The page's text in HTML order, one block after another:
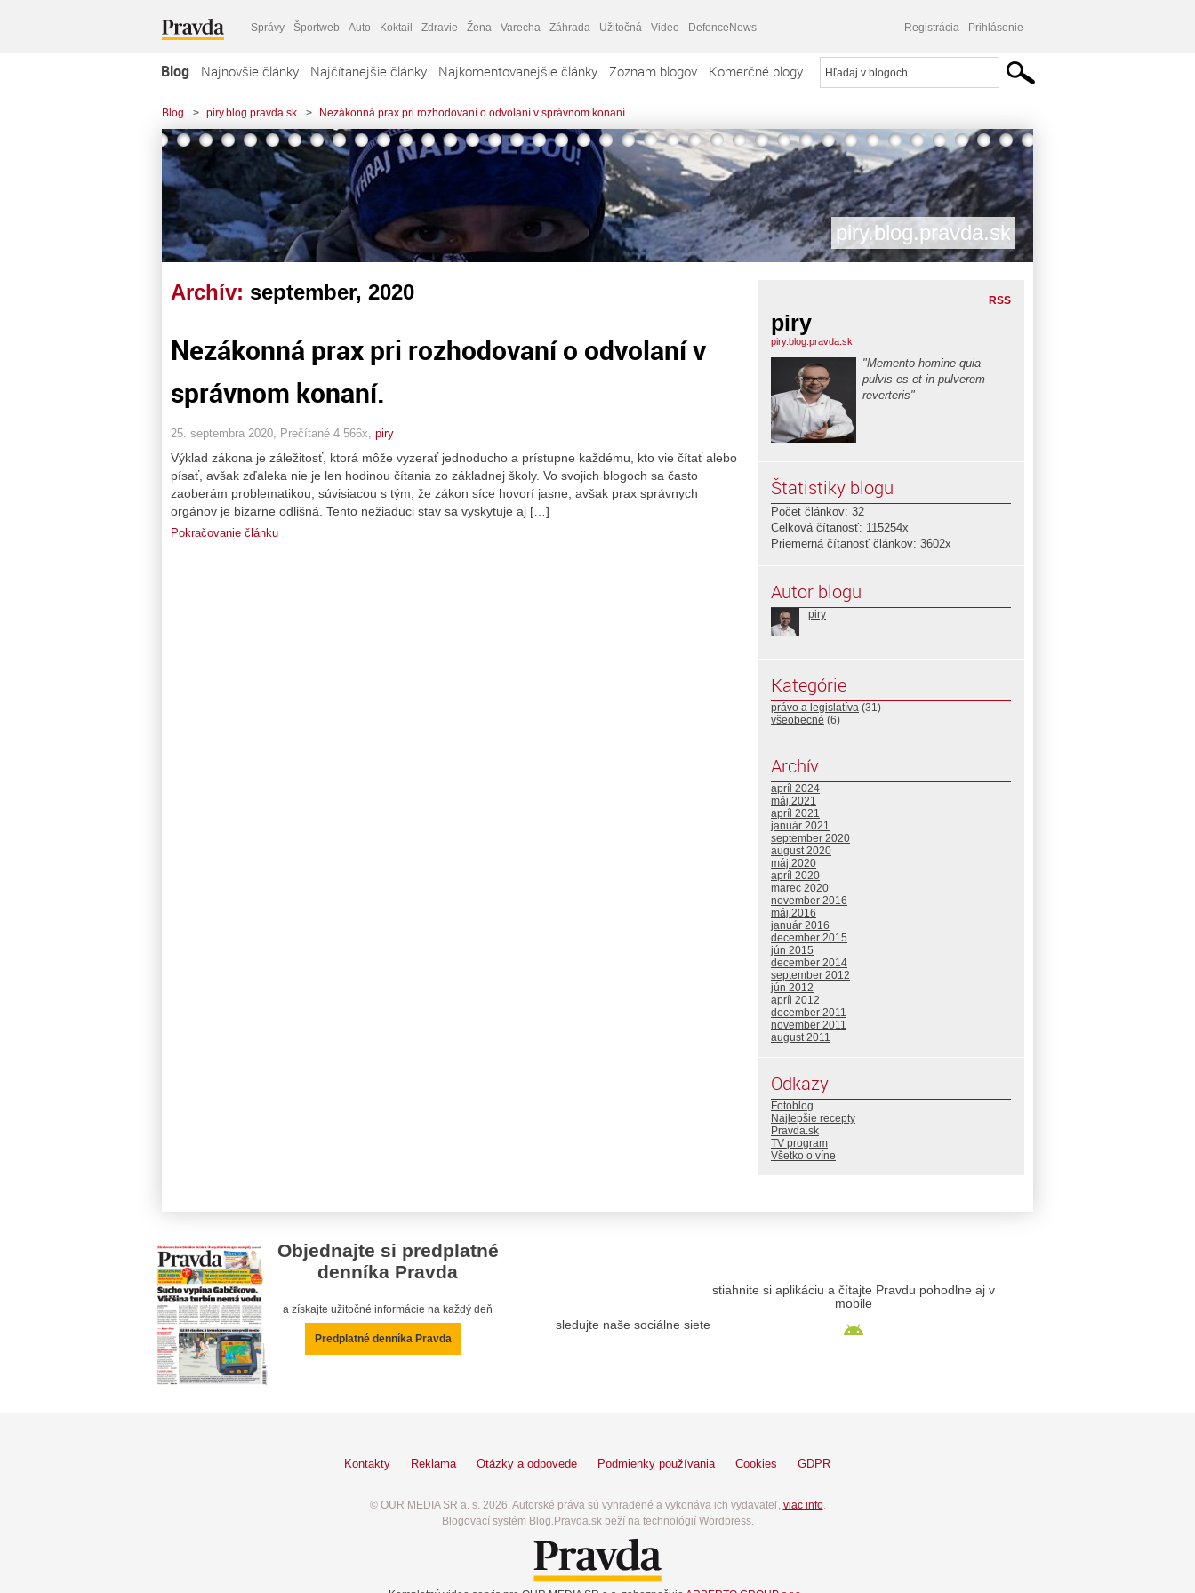
Správy Športweb Auto Koktail Zdravie Žena Varecha Záhrada Užitočná Video DefenceNews Registrácia Prihlásenie
Blog Najnovšie články Najčítanejšie články Najkomentovanejšie články Zoznam blogov Komerčné blogy
Blog > piry.blog.pravda.sk > Nezákonná prax pri rozhodovaní o odvolaní v správnom konaní.
piry.blog.pravda.sk
Archív: september, 2020
Nezákonná prax pri rozhodovaní o odvolaní v
správnom konaní.
25. septembra 2020, Prečítané 4 566x, piry
Výklad zákona je záležitosť, ktorá môže vyzerať jednoducho a prístupne každému, kto vie čítať alebo
písať, avšak zďaleka nie je len hodinou čítania zo základnej školy. Vo svojich blogoch sa často
zaoberám problematikou, súvisiacou s tým, že zákon síce hovorí jasne, avšak prax správnych
orgánov je bizarne odlišná. Tento nežiaduci stav sa vyskytuje aj […]
Pokračovanie článku
RSS
piry
piry.blog.pravda.sk
"Memento homine quia
pulvis es et in pulverem
reverteris"
Štatistiky blogu
Počet článkov: 32
Celková čítanosť: 115254x
Priemerná čítanosť článkov: 3602x
Autor blogu
piry
Kategórie
právo a legislatíva (31)
všeobecné (6)
Archív
apríl 2024
máj 2021
apríl 2021
január 2021
september 2020
august 2020
máj 2020
apríl 2020
marec 2020
november 2016
máj 2016
január 2016
december 2015
jún 2015
december 2014
september 2012
jún 2012
apríl 2012
december 2011
november 2011
august 2011
Odkazy
Fotoblog
Najlepšie recepty
Pravda.sk
TV program
Všetko o víne
Objednajte si predplatné
denníka Pravda
a získajte užitočné informácie na každý deň
Predplatné denníka Pravda
sledujte naše sociálne siete
stiahnite si aplikáciu a čítajte Pravdu pohodlne aj v
mobile
Kontakty Reklama Otázky a odpovede Podmienky používania Cookies GDPR
© OUR MEDIA SR a. s. 2026. Autorské práva sú vyhradené a vykonáva ich vydavateľ, viac info.
Blogovací systém Blog.Pravda.sk beží na technológií Wordpress.